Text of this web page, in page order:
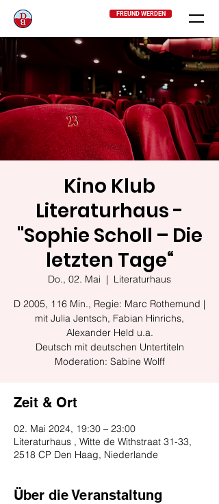
FREUND WERDEN
Kino Klub
Literaturhaus -
"Sophie Scholl – Die
letzten Tage“
Do., 02. Mai
  |
Literaturhaus
D 2005, 116 Min., Regie: Marc Rothemund |
mit Julia Jentsch, Fabian Hinrichs,
Alexander Held u.a.
Deutsch mit deutschen Untertiteln
Moderation: Sabine Wolff
Zeit & Ort
02. Mai 2024, 19:30 – 23:00
Literaturhaus , Witte de Withstraat 31-33,
2518 CP Den Haag, Niederlande
Über die Veranstaltung